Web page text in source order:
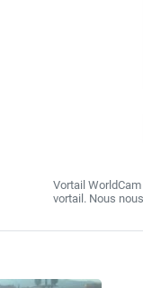
Vortail
vortail. Nous